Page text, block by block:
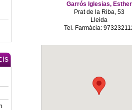
Garrós Iglesias, Esther
Prat de la Riba, 53
Lleida
Tel. Farmàcia: